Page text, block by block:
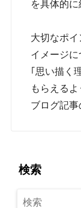
を具体的に
大切なポイ
イメージに
｢思い描く理
もらえるよ
ブログ記事の
検索